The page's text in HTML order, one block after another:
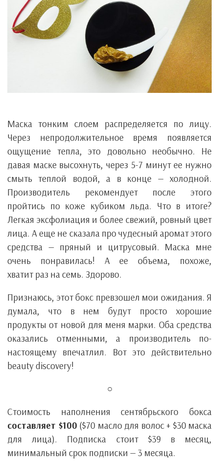
Маска тонким слоем распределяется по лицу.
Через непродолжительное время появляется
ощущение тепла, это довольно необычно. Не
давая маске высохнуть, через 5-7 минут ее нужно
смыть теплой водой, а в конце — холодной.
Производитель рекомендует после этого
пройтись по коже кубиком льда. Что в итоге?
Легкая эксфолиация и более свежий, ровный цвет
лица. А еще не сказала про чудесный аромат этого
средства — пряный и цитрусовый. Маска мне
очень понравилась! А ее объема, похоже,
хватит раз на семь. Здорово.
Признаюсь, этот бокс превзошел мои ожидания. Я
думала, что в нем будут просто хорошие
продукты от новой для меня марки. Оба средства
оказались отменными, а производитель по-
настоящему впечатлил. Вот это действительно
beauty discovery!
○
Стоимость наполнения сентябрьского бокса
составляет $100 ($70 масло для волос + $30 маска
для лица). Подписка стоит $39 в месяц,
минимальный срок подписки — 3 месяца.